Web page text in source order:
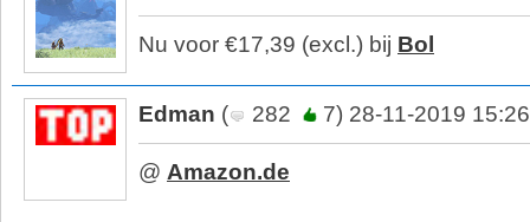
Nu voor €17,39 (excl.) bij Bol
Edman ( 282 7) 28-11-2019 15:26
@ Amazon.de